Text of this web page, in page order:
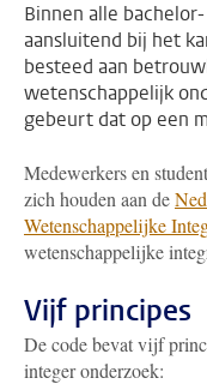
Binnen alle
aansluitend bij het
besteed aan
wetenschappelijk
gebeurt dat op een
Medewerkers en
zich houden aan de
Wetenschappelijke
wetenschappelijke
Vijf principes
De code bevat vijf
integer onderzoek: